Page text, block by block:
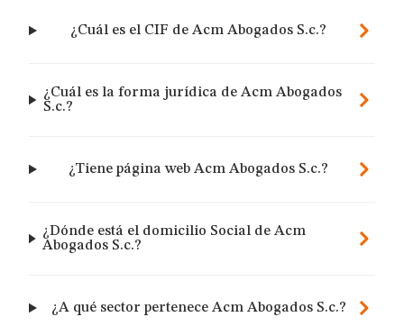
¿Cuál es el CIF de Acm Abogados S.c.?
¿Cuál es la forma jurídica de Acm Abogados
S.c.?
¿Tiene página web Acm Abogados S.c.?
¿Dónde está el domicilio Social de Acm
Abogados S.c.?
¿A qué sector pertenece Acm Abogados S.c.?